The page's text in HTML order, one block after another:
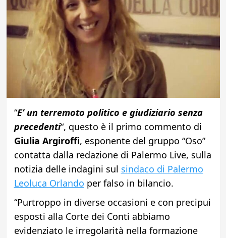
“E’ un terremoto politico e giudiziario senza
precedenti“, questo è il primo commento di
Giulia Argiroffi, esponente del gruppo “Oso”
contatta dalla redazione di Palermo Live, sulla
notizia delle indagini sul sindaco di Palermo
Leoluca Orlando per falso in bilancio.
“Purtroppo in diverse occasioni e con precipui
esposti alla Corte dei Conti abbiamo
evidenziato le irregolarità nella formazione